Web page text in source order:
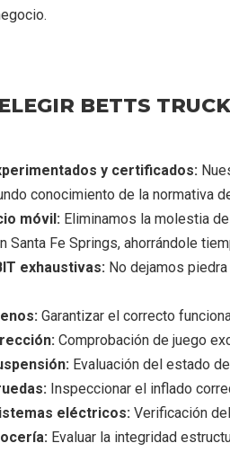
BETTS
y certificados:
conocimiento de la normativa
móvil: Eliminamos la molestia
Santa Fe Springs, ahorrándole
exhaustivas: No dejamos
Garantizar el correcto
Comprobación de juego
Evaluación del estado
Inspeccionar el inflado
eléctricos: Verificación
Evaluar la integridad